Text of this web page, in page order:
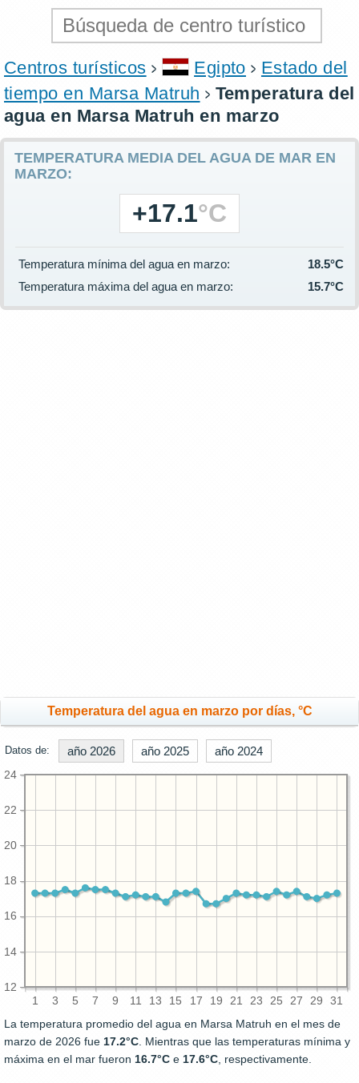
Centros turísticos Egipto
Estado del
tiempo en Marsa Matruh
Temperatura del
agua en Marsa Matruh en marzo
TEMPERATURA MEDIA DEL AGUA DE MAR EN
MARZO:
+17.1°C
Temperatura mínima del agua en marzo:
18.5°C
Temperatura máxima del agua en marzo:
15.7°C
Temperatura del agua en marzo por días, °C
Datos de: año 2026 año 2025 año 2024
1 3 5 7 9 11 13 15 17 19 21 23 25 27 29 31
12
14
16
18
20
22
24
La temperatura promedio del agua en Marsa Matruh en el mes de
marzo de 2026 fue 17.2°C. Mientras que las temperaturas mínima y
máxima en el mar fueron 16.7°C e 17.6°C, respectivamente.